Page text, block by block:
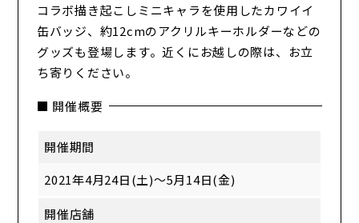
コラボ描き起こしミニキャラを使用したカワイイ
缶バッジ、約12cmのアクリルキーホルダーなどの
グッズも登場します。近くにお越しの際は、お立
ち寄りください。
■ 開催概要
開催期間
2021年4月24日(土)～5月14日(金)
開催店舗